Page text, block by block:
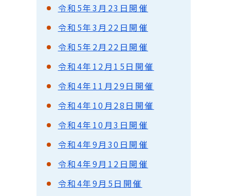
令和5年3月23日開催
令和5年3月22日開催
令和5年2月22日開催
令和4年12月15日開催
令和4年11月29日開催
令和4年10月28日開催
令和4年10月3日開催
令和4年9月30日開催
令和4年9月12日開催
令和4年9月5日開催